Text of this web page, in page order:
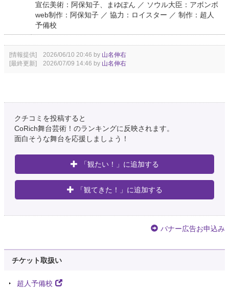
宣伝美術：阿保知子、まゆぽん ／ ソウル大臣：アボンボ
web制作：阿保知子 ／ 協力：ロイスター ／ 制作：超人
予備校
[情報提供] 2026/06/10 20:46 by 山名伸右
[最終更新] 2026/07/09 14:46 by 山名伸右
クチコミを投稿すると
CoRich舞台芸術！のランキングに反映されます。
面白そうな舞台を応援しましょう！
「観たい！」に追加する
「観てきた！」に追加する
バナー広告お申込み
チケット取扱い
超人予備校